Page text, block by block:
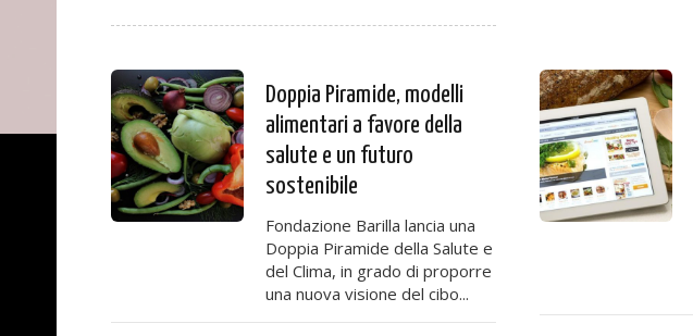
Doppia Piramide, modelli
alimentari a favore della
salute e un futuro
sostenibile
Fondazione Barilla lancia una
Doppia Piramide della Salute e
del Clima, in grado di proporre
una nuova visione del cibo...